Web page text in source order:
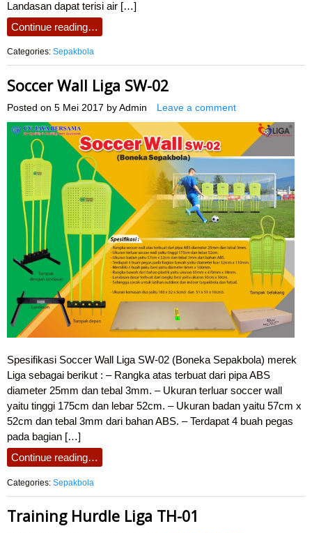
Landasan dapat terisi air […]
Continue reading…
Categories: Sepakbola
Soccer Wall Liga SW-02
Posted on 5 Mei 2017 by Admin Leave a comment
Spesifikasi Soccer Wall Liga SW-02 (Boneka Sepakbola) merek
Liga sebagai berikut : – Rangka atas terbuat dari pipa ABS
diameter 25mm dan tebal 3mm. – Ukuran terluar soccer wall
yaitu tinggi 175cm dan lebar 52cm. – Ukuran badan yaitu 57cm x
52cm dan tebal 3mm dari bahan ABS. – Terdapat 4 buah pegas
pada bagian […]
Continue reading…
Categories: Sepakbola
Training Hurdle Liga TH-01